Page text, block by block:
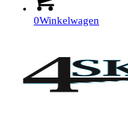
0Winkelwagen